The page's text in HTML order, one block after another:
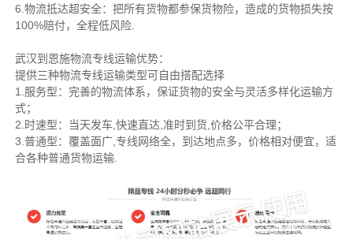
6.物流抵达超安全：把所有货物都参保货物险，造成的货物损失按
100%赔付，全程低风险.
武汉到恩施物流专线运输优势：
提供三种物流专线运输类型可自由搭配选择
1.服务型：完善的物流体系，保证货物的安全与灵活多样化运输方
式；
2.时速型：当天发车,快速直达,准时到货,价格公平合理；
3.普通型：覆盖面广,专线网络全，到达地点多，价格相对便宜，适
合各种普通货物运输.